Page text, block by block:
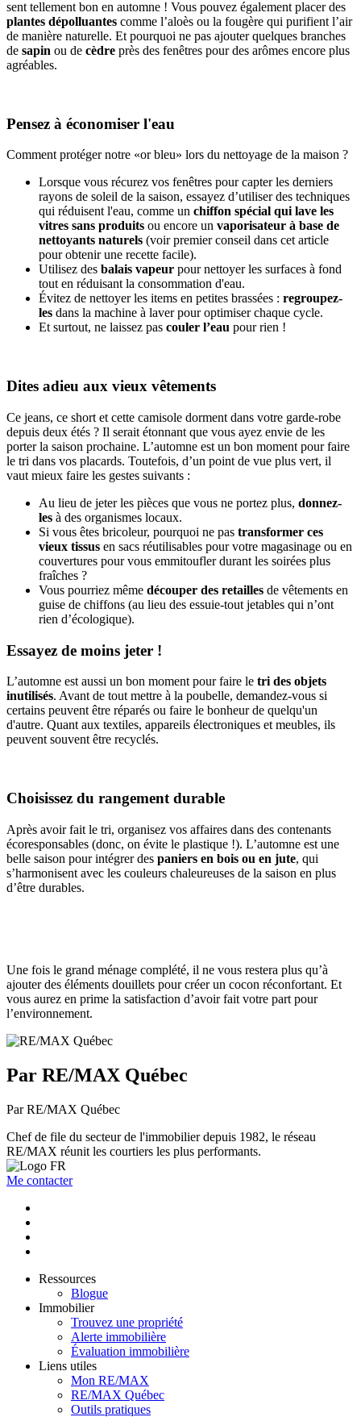
sent tellement bon en automne ! Vous pouvez également placer des
plantes dépolluantes comme l’aloès ou la fougère qui purifient l’air
de manière naturelle. Et pourquoi ne pas ajouter quelques branches
de sapin ou de cèdre près des fenêtres pour des arômes encore plus
agréables.
Pensez à économiser l'eau
Comment protéger notre «or bleu» lors du nettoyage de la maison ?
Lorsque vous récurez vos fenêtres pour capter les derniers
rayons de soleil de la saison, essayez d’utiliser des techniques
qui réduisent l'eau, comme un chiffon spécial qui lave les
vitres sans produits ou encore un vaporisateur à base de
nettoyants naturels (voir premier conseil dans cet article
pour obtenir une recette facile).
Utilisez des balais vapeur pour nettoyer les surfaces à fond
tout en réduisant la consommation d'eau.
Évitez de nettoyer les items en petites brassées : regroupez-
les dans la machine à laver pour optimiser chaque cycle.
Et surtout, ne laissez pas couler l’eau pour rien !
Dites adieu aux vieux vêtements
Ce jeans, ce short et cette camisole dorment dans votre garde-robe
depuis deux étés ? Il serait étonnant que vous ayez envie de les
porter la saison prochaine. L’automne est un bon moment pour faire
le tri dans vos placards. Toutefois, d’un point de vue plus vert, il
vaut mieux faire les gestes suivants :
Au lieu de jeter les pièces que vous ne portez plus, donnez-
les à des organismes locaux.
Si vous êtes bricoleur, pourquoi ne pas transformer ces
vieux tissus en sacs réutilisables pour votre magasinage ou en
couvertures pour vous emmitoufler durant les soirées plus
fraîches ?
Vous pourriez même découper des retailles de vêtements en
guise de chiffons (au lieu des essuie-tout jetables qui n’ont
rien d’écologique).
Essayez de moins jeter !
L’automne est aussi un bon moment pour faire le tri des objets
inutilisés. Avant de tout mettre à la poubelle, demandez-vous si
certains peuvent être réparés ou faire le bonheur de quelqu'un
d'autre. Quant aux textiles, appareils électroniques et meubles, ils
peuvent souvent être recyclés.
Choisissez du rangement durable
Après avoir fait le tri, organisez vos affaires dans des contenants
écoresponsables (donc, on évite le plastique !). L’automne est une
belle saison pour intégrer des paniers en bois ou en jute, qui
s’harmonisent avec les couleurs chaleureuses de la saison en plus
d’être durables.
Une fois le grand ménage complété, il ne vous restera plus qu’à
ajouter des éléments douillets pour créer un cocon réconfortant. Et
vous aurez en prime la satisfaction d’avoir fait votre part pour
l’environnement.
Par RE/MAX Québec
Par RE/MAX Québec
Chef de file du secteur de l'immobilier depuis 1982, le réseau
RE/MAX réunit les courtiers les plus performants.
Me contacter
Ressources
Blogue
Immobilier
Trouvez une propriété
Alerte immobilière
Évaluation immobilière
Liens utiles
Mon RE/MAX
RE/MAX Québec
Outils pratiques